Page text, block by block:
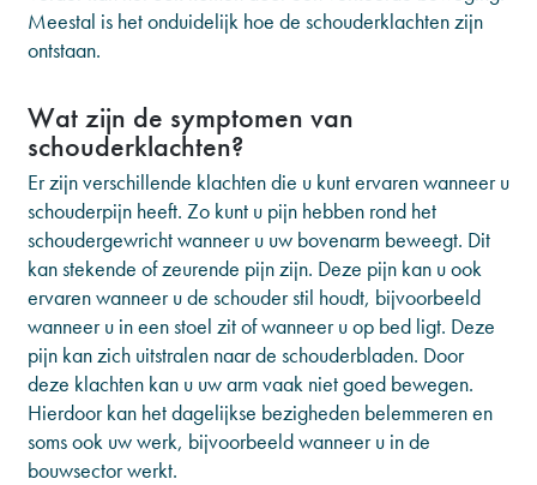
Meestal is het onduidelijk hoe de schouderklachten zijn
ontstaan.
Wat zijn de symptomen van
schouderklachten?
Er zijn verschillende klachten die u kunt ervaren wanneer u
schouderpijn heeft. Zo kunt u pijn hebben rond het
schoudergewricht wanneer u uw bovenarm beweegt. Dit
kan stekende of zeurende pijn zijn. Deze pijn kan u ook
ervaren wanneer u de schouder stil houdt, bijvoorbeeld
wanneer u in een stoel zit of wanneer u op bed ligt. Deze
pijn kan zich uitstralen naar de schouderbladen. Door
deze klachten kan u uw arm vaak niet goed bewegen.
Hierdoor kan het dagelijkse bezigheden belemmeren en
soms ook uw werk, bijvoorbeeld wanneer u in de
bouwsector werkt.